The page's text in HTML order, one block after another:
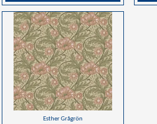
Esther Grågrön